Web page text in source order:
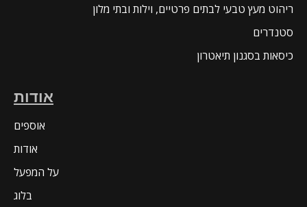
ריהוט מעץ טבעי לבתים פרטיים, וילות ובתי מלון
סטנדרים
כיסאות בסגנון תיאטרון
אודות
אוספים
אודות
על המפעל
בלוג